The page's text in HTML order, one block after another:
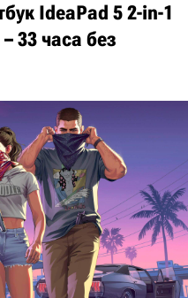
IdeaPad 5 2-in-1
33 часа без